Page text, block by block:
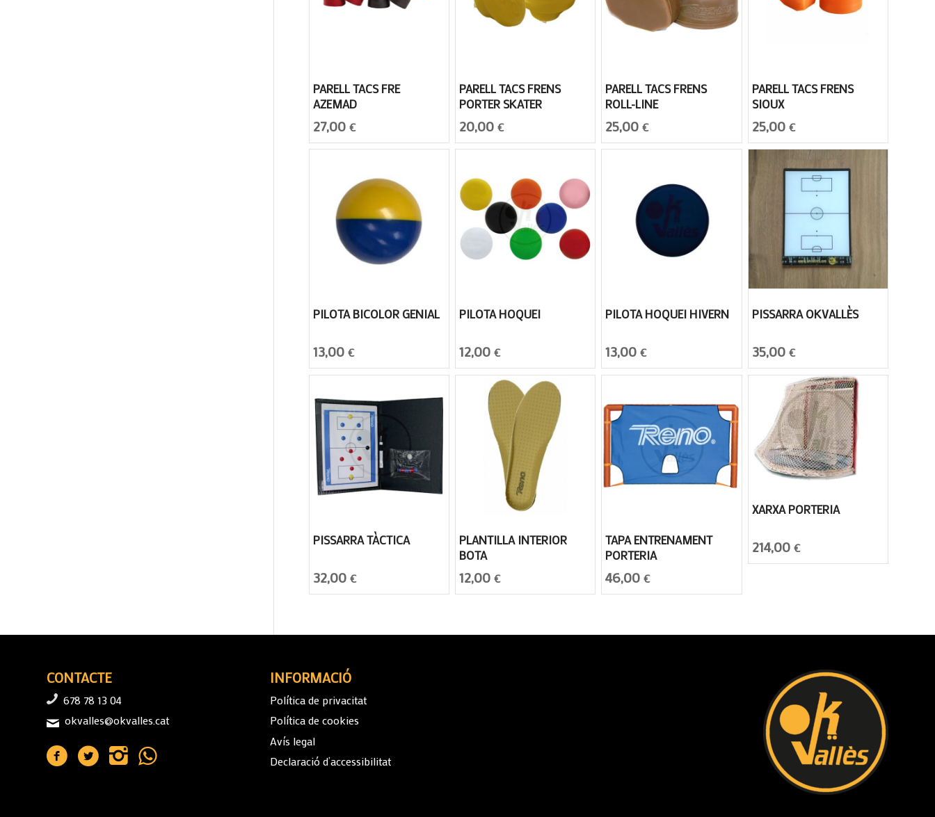
PARELL TACS FRE
AZEMAD
27,00 €
PARELL TACS FRENS
PORTER SKATER
20,00€
PARELL TACS FRENS
ROLL-LINE
25,00€
PARELL TACS FRENS
SIOUX
25,00 €
PILOTA BICOLOR GENIAL
13,00 €
PILOTA HOQUEI
12,00€
PILOTA HOQUEI HIVERN
13,00€
PISSARRA OKVALLÈS
35,00 €
PISSARRA TÀCTICA
32,00 €
PLANTILLA INTERIOR
BOTA
12,00€
TAPA ENTRENAMENT
PORTERIA
46,00€
XARXA PORTERIA
214,00 €
CONTACTE
678 78 13 04
okvalles@okvalles.cat
INFORMACIÓ
Política de privacitat
Política de cookies
Avís legal
Declaració d’accessibilitat